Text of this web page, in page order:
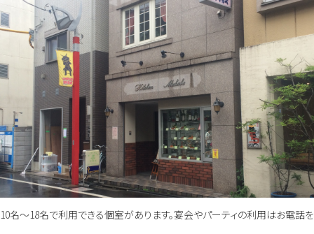
10名～18名で利用できる個室があります。宴会やパーティの利用はお電話を